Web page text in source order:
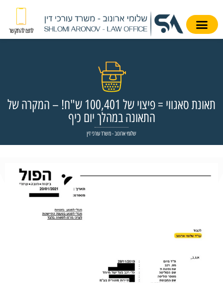
לחצו להתקשר
תאונת סאגווי = פיצוי של 100,401 ש"ח! – המקרה של
התאונה במהלך יום כיף
שלומי ארונוב - משרד עורכי דין